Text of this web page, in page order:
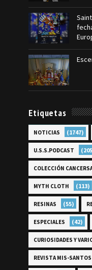
Etiquetas
NOTICIAS (1747)
U.S.S.PODCAST
COLECCIÓN
MYTH CLOTH (113)
RESINAS (55)
ESPECIALES (42)
CURIOSIDADES Y
REVISTA MIS-SANTOS